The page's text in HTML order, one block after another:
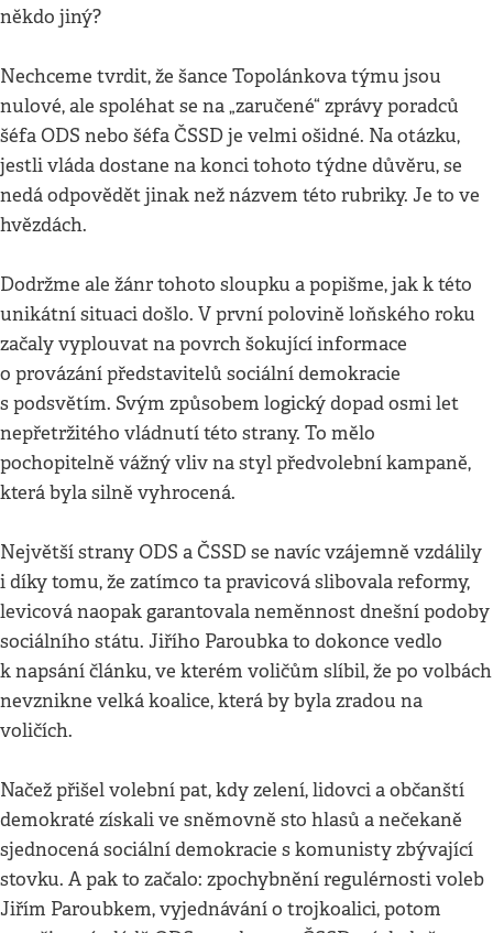
někdo jiný?
Nechceme tvrdit, že šance Topolánkova týmu jsou
nulové, ale spoléhat se na „zaručené“ zprávy poradců
šéfa ODS nebo šéfa ČSSD je velmi ošidné. Na otázku,
jestli vláda dostane na konci tohoto týdne důvěru, se
nedá odpovědět jinak než názvem této rubriky. Je to ve
hvězdách.
Dodržme ale žánr tohoto sloupku a popišme, jak k této
unikátní situaci došlo. V první polovině loňského roku
začaly vyplouvat na povrch šokující informace
o provázání představitelů sociální demokracie
s podsvětím. Svým způsobem logický dopad osmi let
nepřetržitého vládnutí této strany. To mělo
pochopitelně vážný vliv na styl předvolební kampaně,
která byla silně vyhrocená.
Největší strany ODS a ČSSD se navíc vzájemně vzdálily
i díky tomu, že zatímco ta pravicová slibovala reformy,
levicová naopak garantovala neměnnost dnešní podoby
sociálního státu. Jiřího Paroubka to dokonce vedlo
k napsání článku, ve kterém voličům slíbil, že po volbách
nevznikne velká koalice, která by byla zradou na
voličích.
Načež přišel volební pat, kdy zelení, lidovci a občanští
demokraté získali ve sněmovně sto hlasů a nečekaně
sjednocená sociální demokracie s komunisty zbývající
stovku. A pak to začalo: zpochybnění regulérnosti voleb
Jiřím Paroubkem, vyjednávání o trojkoalici, potom